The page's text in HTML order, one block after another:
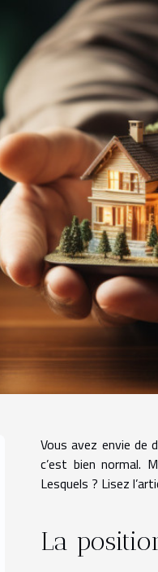
Vous avez envie de
c’est bien normal.
Lesquels ? Lisez
La